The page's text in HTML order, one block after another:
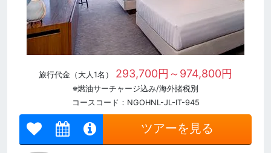
旅行代金（大人1名） 293,700円～974,800円
※燃油サーチャージ込み/海外諸税別
コースコード：NGOHNL-JL-IT-945
ツアーを見る